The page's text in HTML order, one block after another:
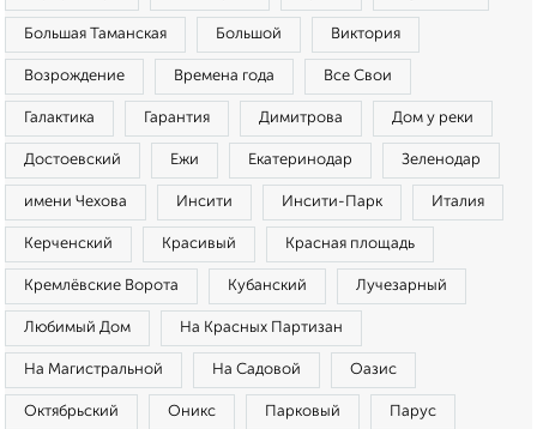
Большая Таманская Большой Виктория
Возрождение Времена года Все Свои
Галактика Гарантия Димитрова Дом у реки
Достоевский Ежи Екатеринодар Зеленодар
имени Чехова Инсити Инсити-Парк Италия
Керченский Красивый Красная площадь
Кремлёвские Ворота Кубанский Лучезарный
Любимый Дом На Красных Партизан
На Магистральной На Садовой Оазис
Октябрьский Оникс Парковый Парус